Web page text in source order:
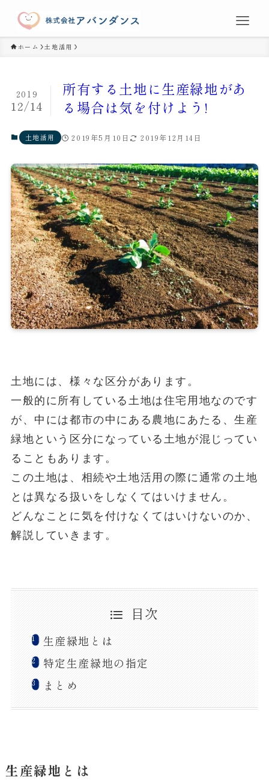
ホーム 土地活用
所有する土地に生産緑地があ
る場合は気を付けよう!
2019
12/14
土地活用 2019年5月10日 2019年12月14日
土地には、様々な区分があります。
一般的に所有している土地は住宅用地なのです
が、中には都市の中にある農地にあたる、生産
緑地という区分になっている土地が混じってい
ることもあります。
この土地は、相続や土地活用の際に通常の土地
とは異なる扱いをしなくてはいけません。
どんなことに気を付けなくてはいけないのか、
解説していきます。
目次
生産緑地とは
特定生産緑地の指定
まとめ
生産緑地とは